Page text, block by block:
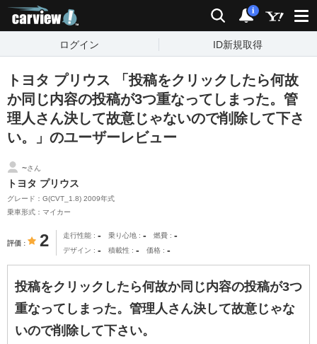
検索 通知
i
ログイン ID新規取得
トヨタ プリウス 「投稿をクリックしたら何故
か同じ内容の投稿が3つ重なってしまった。管
理人さん決して故意じゃないので削除して下さ
い。」のユーザーレビュー
~さん
トヨタ プリウス
グレード：G(CVT_1.8) 2009年式
乗車形式：マイカー
評価 2 走行性能 - 乗り心地 - 燃費 -
デザイン - 積載性 - 価格 -
投稿をクリックしたら何故か同じ内容の投稿が3つ
重なってしまった。管理人さん決して故意じゃな
いので削除して下さい。